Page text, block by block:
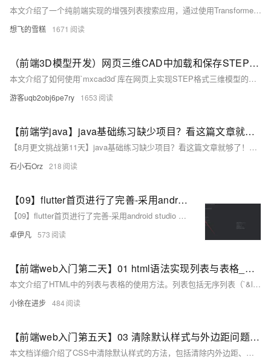
本文介绍了一个纯前端实现的增强列表搜索应用，通过使用Transformer模型，实现了更智能的搜索功能，如使用“番茄”可以搜索到“西红柿”。项目基于Vue3和Ant Design Vue，使用了Xenova的bge-base-zh-v1.5模型。文章详细介绍了从环境搭建、数据准备到具体实现的全过程，并展示了实际效果和待改进点。
想飞的雪糕 1671
（前端3D模型开发）网页三维CAD中加载和保存STEP模型
本文介绍了如何使用`mxcad3d`库在网页上实现STEP格式三维模型的导入与导出。首先，通过官方教程搭建基本项目环境，了解核心对象如MxCAD3DObject、Mx3dDbDocument等的使用方法。接着，编写了加载和保存STEP模型的具体代码，包括HTML界面设计和TypeScript逻辑实现。最后，通过运行项目验证功能，展示了从模型加载到保存的全过程。此外，`mxcad3d`还支持多种其他格式的三维模型文件操作。
游客uqb2obj6pe7ry 1653
【前端学java】java基础练习缺少项目？看这篇文章就够了！（完结）
【8月更文挑战第11天】java基础练习缺少项目？看这篇文章就够了！（完结）
石小石Orz 218
【09】flutter首页进行了完善-采用android studio 进行真机调试开发-增加了直播间列表和短视频人物列表-增加了用户中心-卓伊凡换人优雅草Alex-开发完整的社交APP-前端客户端开发+数据联调|以优雅草商业项目为例做开发-flutter开发-全流程-商业应用级实战开发-优雅草Alex
【09】flutter首页进行了完善-采用android studio 进行真机调试开发-增加了直播间列表和短视频人物列表-增加了用户中心-卓伊凡换人优雅草Alex-开发完整的社交APP-前端客户端开发+数据联调|以优雅草商业项目为例做开发-flutter开发-全流程-商业应用级实战开发-优雅草Alex
卓伊凡 573
【前端web入门第二天】01 html语法实现列表与表格_合并单元格
本文介绍了HTML中的列表与表格的使用方法。列表包括无序列表（`&lt;ul&gt;`嵌套`&lt;li&gt;`）、有序列表（`&lt;ol&gt;`嵌套`&lt;li&gt;`）和定义列表（`&lt;dl&gt;`嵌套`&lt;dt&gt;`和`&lt;dd&gt;`）。
小徐在进步 484
【前端web入门第五天】03 清除默认样式与外边距问题【附综合案例产品卡片与新闻列表】
本文档详细介绍了CSS中清除默认样式的方法，包括清除内外边距、列表项目符号等；探讨了外边距的合并与塌陷问题及其解决策略；讲解了行内元素垂直边距的处理技巧；并介绍了圆角与盒子阴影效果的实现方法。最后通过产品卡片和新闻列表两个综合案例，展示了所学知识的实际应用。